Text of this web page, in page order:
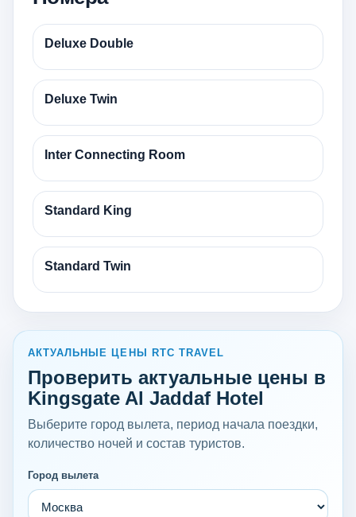
Deluxe Double
Deluxe Twin
Inter Connecting Room
Standard King
Standard Twin
АКТУАЛЬНЫЕ ЦЕНЫ RTC TRAVEL
Проверить актуальные цены в
Kingsgate Al Jaddaf Hotel
Выберите город вылета, период начала поездки,
количество ночей и состав туристов.
Город вылета